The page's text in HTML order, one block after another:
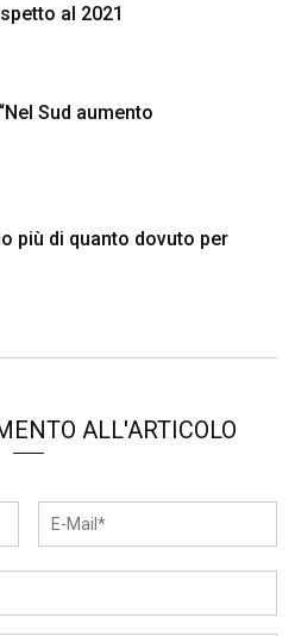
al 2021
Sud aumento
più di quanto dovuto per
ALL'ARTICOLO